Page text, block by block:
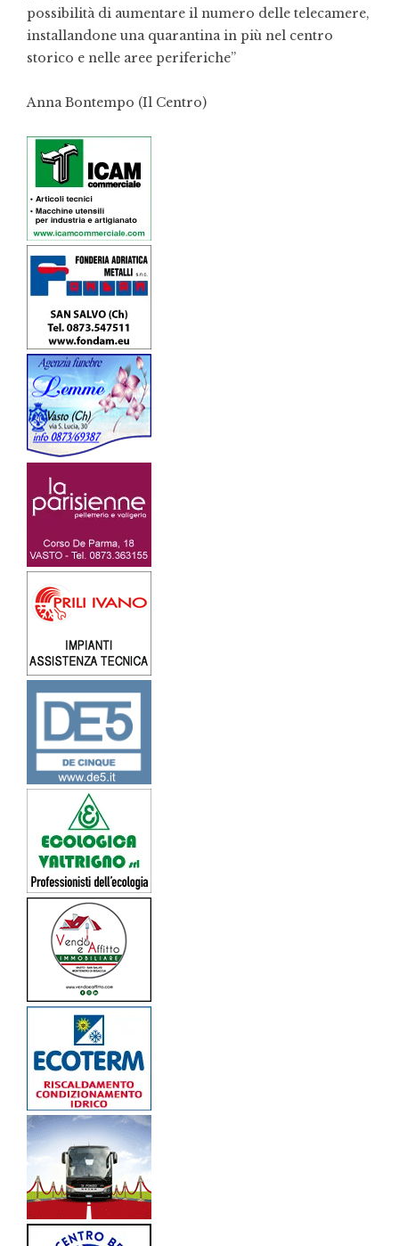
possibilità di aumentare il numero delle telecamere,
installandone una quarantina in più nel centro
storico e nelle aree periferiche”
Anna Bontempo (Il Centro)